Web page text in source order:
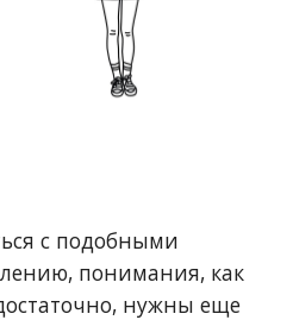
с подобными
понимания, как
нужны еще